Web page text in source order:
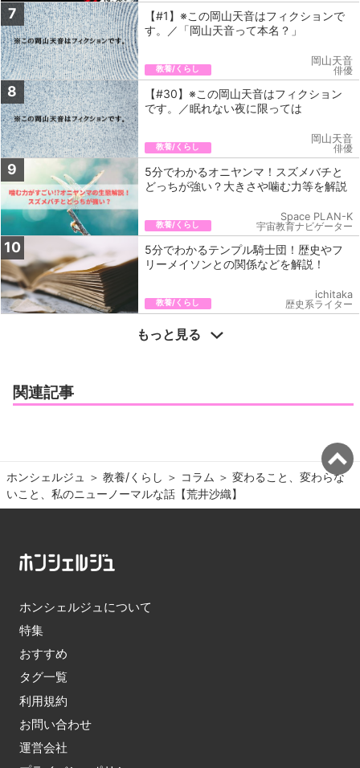
7
【#1】※この岡山天音はフィクションで
す。／「岡山天音って本名？」
教養/くらし
岡山天音
俳優
8
【#30】※この岡山天音はフィクション
です。／眠れない夜に限っては
教養/くらし
岡山天音
俳優
9
5分でわかるオニヤンマ！スズメバチと
どっちが強い？大きさや噛む力等を解説
教養/くらし
Space PLAN-K
宇宙教育ナビゲーター
10
5分でわかるテンプル騎士団！歴史やフ
リーメイソンとの関係などを解説！
教養/くらし
ichitaka
歴史系ライター
もっと見る
関連記事
ホンシェルジュ ＞ 教養/くらし ＞ コラム ＞ 変わること、変わらな
いこと、私のニューノーマルな話【荒井沙織】
ホンシェルジュについて
特集
おすすめ
タグ一覧
利用規約
お問い合わせ
運営会社